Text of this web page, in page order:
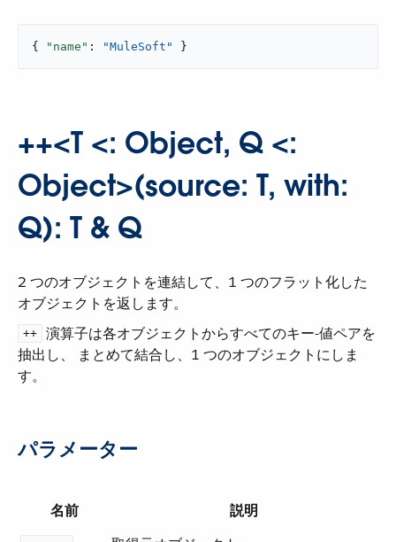
{ "name" : "MuleSoft" }
++<T <: Object, Q <:
Object>(source: T, with:
Q): T & Q
2 つのオブジェクトを連結して、1 つのフラット化した
オブジェクトを返します。
++
​ 演算子は各オブジェクトからすべてのキー-値ペアを
抽出し、 まとめて結合し、1 つのオブジェクトにしま
す。
パラメーター
名前 説明